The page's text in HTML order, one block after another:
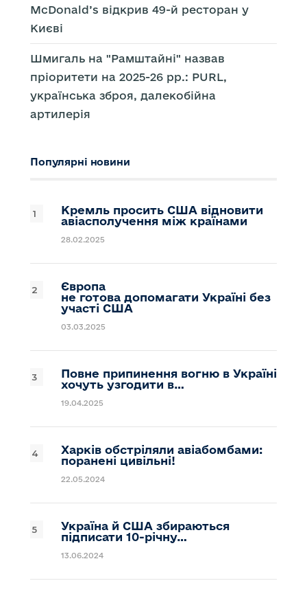
McDonald’s відкрив 49-й ресторан у
Києві
Шмигаль на "Рамштайні" назвав
пріоритети на 2025-26 рр.: PURL,
українська зброя, далекобійна
артилерія
Популярні новини
Кремль просить США відновити
авіасполучення між країнами
28.02.2025
Європа
не готова допомагати Україні без
участі США
03.03.2025
Повне припинення вогню в Україні
хочуть узгодити в…
19.04.2025
Харків обстріляли авіабомбами:
поранені цивільні!
22.05.2024
Україна й США збираються
підписати 10-річну…
13.06.2024